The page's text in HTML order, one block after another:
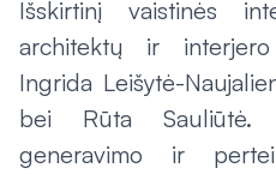
Išskirtinį vaistinės
architektų ir
Ingrida Leišytė-
bei Rūta
generavimo ir